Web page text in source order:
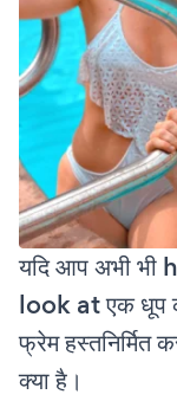
यदि आप अभी
look at एक धूप
फ्रेम
क्या है।